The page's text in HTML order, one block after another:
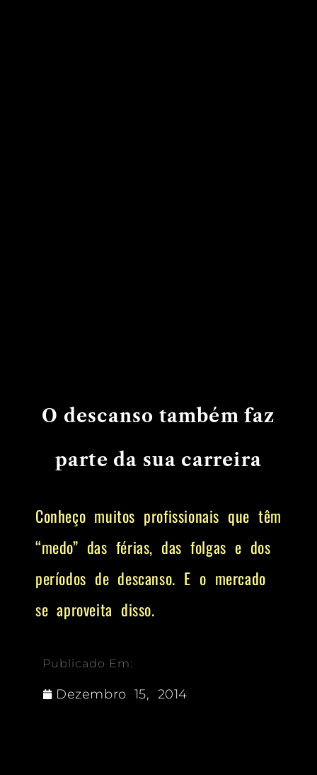
O descanso também faz
parte da sua carreira
Conheço muitos profissionais que têm
“medo” das férias, das folgas e dos
períodos de descanso. E o mercado
se aproveita disso.
Publicado Em:
Dezembro 15, 2014